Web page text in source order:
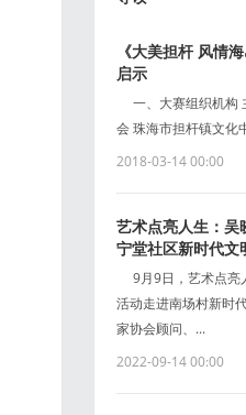
《大美担杆 风情
启示
一、大赛组织机构
会 珠海市担杆镇文化
2018-03-14 00:00
艺术点亮人生：吴
宁堂社区新时代文
9月9日，艺术点亮
活动走进南场村新时
家协会顾问、...
2022-09-14 00:00